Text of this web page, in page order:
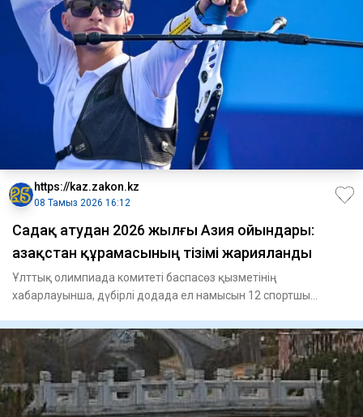
https://kaz.zakon.kz
08 Тамыз 2026 16:12
Садақ атудан 2026 жылғы Азия ойындары:
Қазақстан құрамасының тізімі жарияланды
Ұлттық олимпиада комитеті баспасөз қызметінің
хабарлауынша, дүбірлі додада ел намысын 12 спортшы